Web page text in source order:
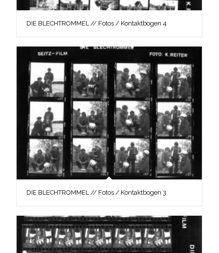
DIE BLECHTROMMEL // Fotos / Kontaktbogen 4
DIE BLECHTROMMEL // Fotos / Kontaktbogen 3